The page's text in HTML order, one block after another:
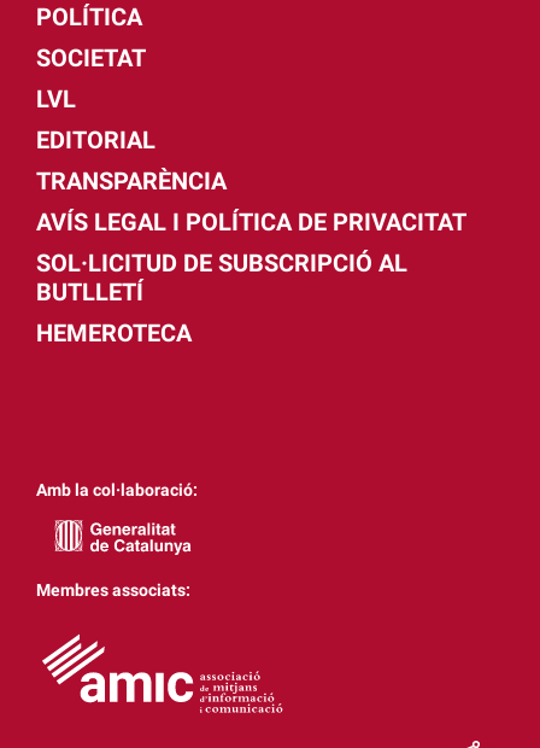
POLÍTICA
SOCIETAT
LVL
EDITORIAL
TRANSPARÈNCIA
AVÍS LEGAL I POLÍTICA DE PRIVACITAT
SOL·LICITUD DE SUBSCRIPCIÓ AL
BUTLLETÍ
HEMEROTECA
Amb la col·laboració:
Membres associats: